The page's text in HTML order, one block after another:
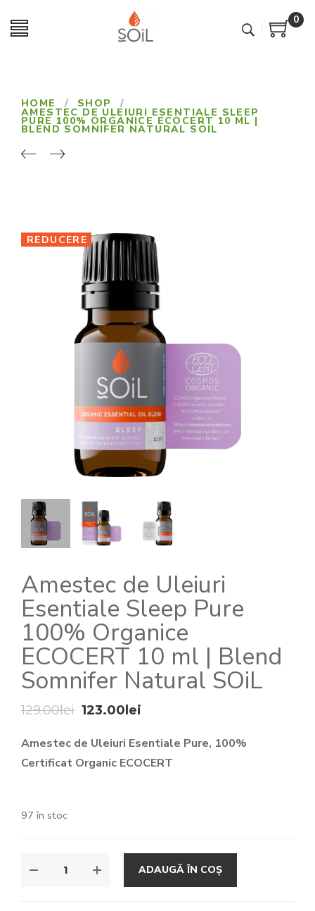
0
HOME / SHOP /
AMESTEC DE ULEIURI ESENTIALE SLEEP
PURE 100% ORGANICE ECOCERT 10 ML |
BLEND SOMNIFER NATURAL SOIL
REDUCERE
Amestec de Uleiuri
Esentiale Sleep Pure
100% Organice
ECOCERT 10 ml | Blend
Somnifer Natural SOiL
129.00lei Prețul
123.00lei
Amestec de Uleiuri Esentiale Pure, 100%
Certificat Organic ECOCERT
97 în stoc
ADAUGĂ ÎN COȘ